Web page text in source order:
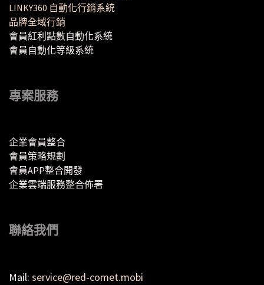
LINKY360 自動化行銷系統
品牌全域行銷
會員紅利點數自動化系統
會員自動化等級系統
專案服務
企業會員整合
會員策略規劃
會員APP整合開發
企業雲端服務整合佈署
聯絡我們
Mail: service@red-comet.mobi